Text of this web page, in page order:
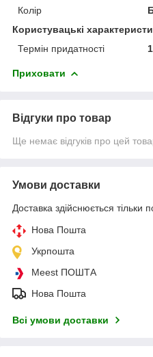
Колір
Користувацькі
Термін придатності
Приховати
Відгуки про товар
Ще немає відгуків про цей
Умови доставки
Доставка здійснюється тільки
Нова Пошта
Укрпошта
Meest ПОШТА
Нова Пошта
Всі умови доставки